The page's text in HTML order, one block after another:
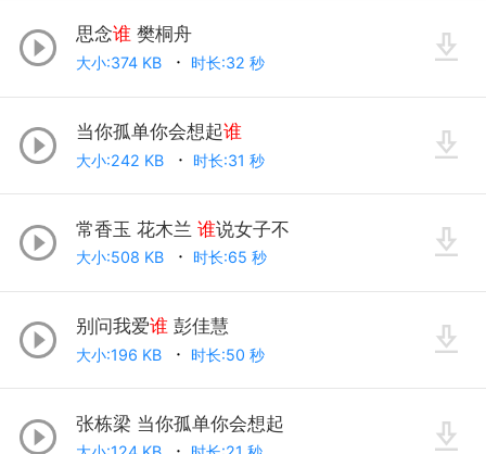
思念谁樊桐舟
大小:374 KB 时长:32 秒
当你孤单你会想起谁
大小:242 KB 时长:31 秒
常香玉 花木兰 谁说女子不
大小:508 KB 时长:65 秒
别问我爱谁彭佳慧
大小:196 KB 时长:50 秒
张栋梁 当你孤单你会想起